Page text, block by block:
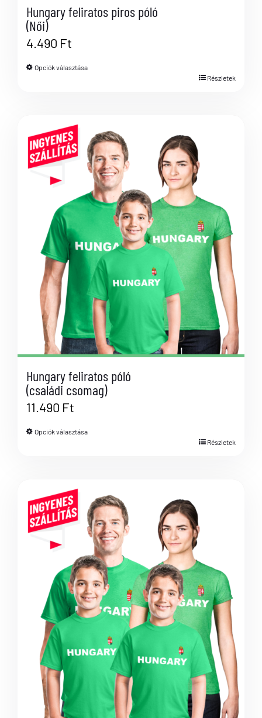
Hungary feliratos piros póló
(Női)
4.490 Ft
Opciók választása
Részletek
Hungary feliratos póló
(családi csomag)
11.490 Ft
Opciók választása
Részletek